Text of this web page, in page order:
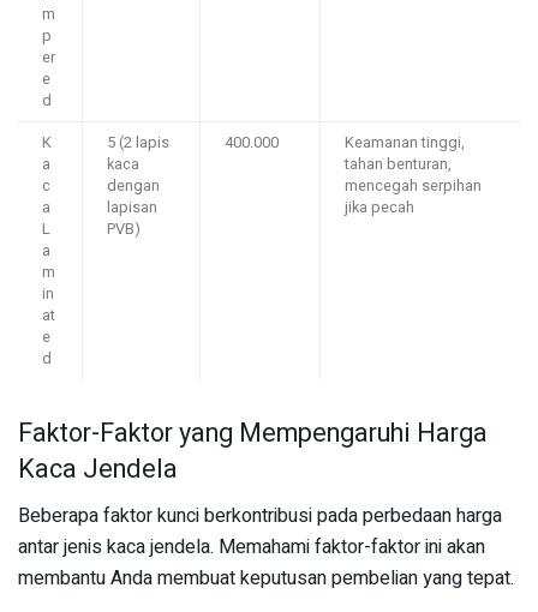
m
p
er
e
d
K
a
c
a
L
a
m
in
at
e
d
5 (2 lapis
kaca
dengan
lapisan
PVB)
400.000
Keamanan tinggi,
tahan benturan,
mencegah serpihan
jika pecah
Faktor-Faktor yang Mempengaruhi Harga
Kaca Jendela
Beberapa faktor kunci berkontribusi pada perbedaan harga
antar jenis kaca jendela. Memahami faktor-faktor ini akan
membantu Anda membuat keputusan pembelian yang tepat.